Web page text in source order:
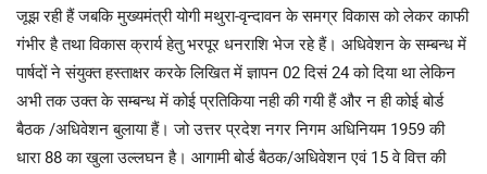
जूझ रही हैं जबकि मुख्यमंत्री योगी मथुरा-वृन्दावन के समग्र विकास को लेकर काफी
गंभीर है तथा विकास क्रार्य हेतु भरपूर धनराशि भेज रहे हैं। अधिवेशन के सम्बन्ध में
पार्षदों ने संयुक्त हस्ताक्षर करके लिखित में ज्ञापन 02 दिसं 24 को दिया था लेकिन
अभी तक उक्त के सम्बन्ध में कोई प्रतिकिया नही की गयी हैं और न ही कोई बोर्ड
बैठक /अधिवेशन बुलाया हैं। जो उत्तर प्रदेश नगर निगम अधिनियम 1959 की
धारा 88 का खुला उल्लघन है। आगामी बोर्ड बैठक/अधिवेशन एवं 15 वे वित्त की